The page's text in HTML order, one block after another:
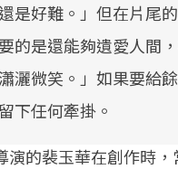
是好難。」但在片尾
的是還能夠遺愛人間
灑微笑。」如果要給
下任何牽掛。